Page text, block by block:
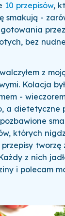
10 przepisów,
smakują -
bez
z
Kolacja
-
a dietetyczne
których
tworzę
z nich
i polecam